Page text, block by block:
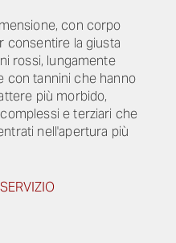
con corpo
consentire la giusta
rossi, lungamente
con tannini che hanno
più morbido,
e terziari che
nell'apertura più